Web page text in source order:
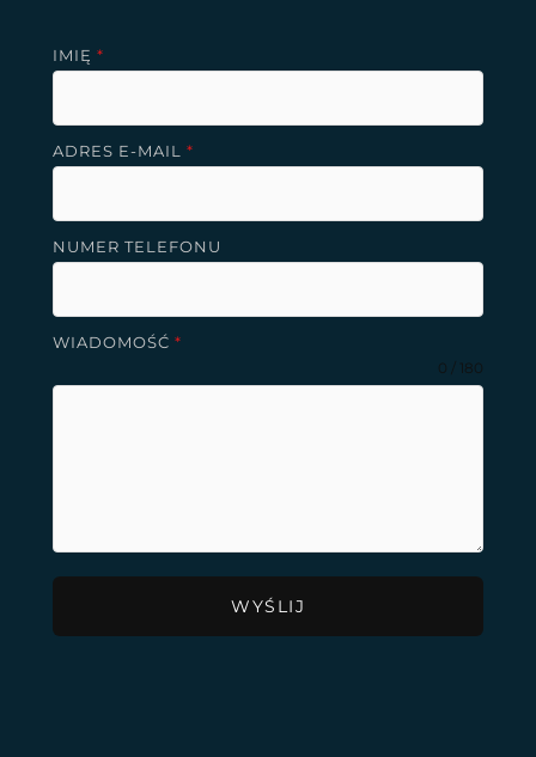
IMIĘ *
ADRES E-MAIL *
NUMER TELEFONU
WIADOMOŚĆ *
0 / 180
WYŚLIJ